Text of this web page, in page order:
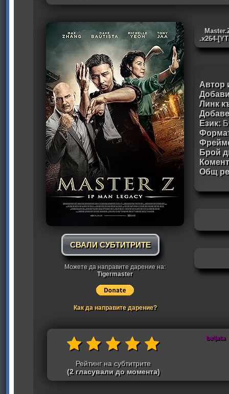
СВАЛИ СУБТИТРИТЕ
Можете да направите дарение на:
Tigermaster
Как да направите дарение?
.x264-
Автор
Линк
Език:
Брой
Общ
Рейтинг на субтитрите
(2 гласували до момента)
beljata